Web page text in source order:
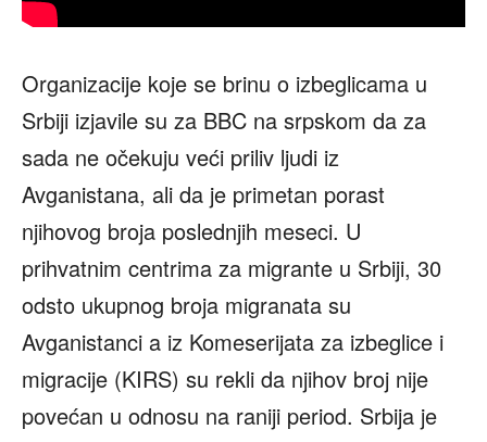
Organizacije koje se brinu o izbeglicama u
Srbiji izjavile su za BBC na srpskom da za
sada ne očekuju veći priliv ljudi iz
Avganistana, ali da je primetan porast
njihovog broja poslednjih meseci. U
prihvatnim centrima za migrante u Srbiji, 30
odsto ukupnog broja migranata su
Avganistanci a iz Komeserijata za izbeglice i
migracije (KIRS) su rekli da njihov broj nije
povećan u odnosu na raniji period. Srbija je